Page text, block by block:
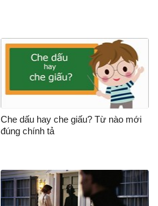
Che dấu hay che giấu? Từ nào mới
đúng chính tả